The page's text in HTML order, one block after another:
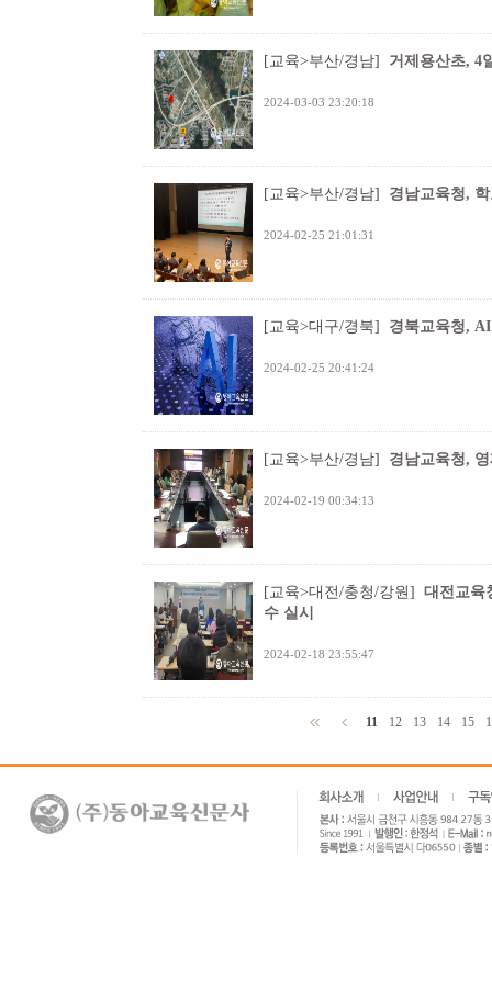
[교육>부산/경남] 거제용산초, 4
2024-03-03 23:20:18
[교육>부산/경남] 경남교육청,
2024-02-25 21:01:31
[교육>대구/경북] 경북교육청,
2024-02-25 20:41:24
[교육>부산/경남] 경남교육청,
2024-02-19 00:34:13
[교육>대전/충청/강원]
대전교육
수 실시
2024-02-18 23:55:47
11 12 13 14 15